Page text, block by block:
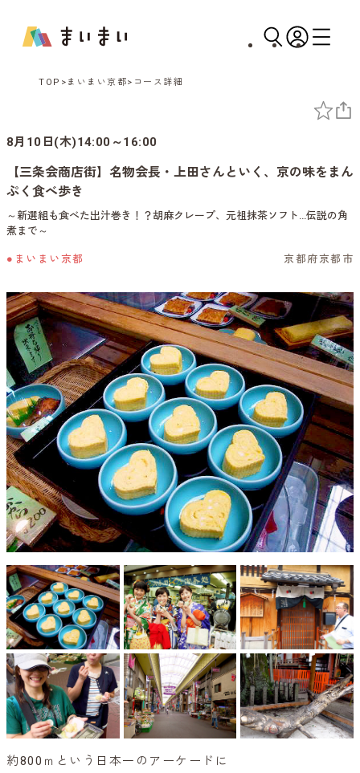
TOP まいまい京都 コース詳細
8月10日(木)14:00～16:00
【三条会商店街】名物会長・上田さんといく、京の味をまん
ぷく食べ歩き
～新選組も食べた出汁巻き！？胡麻クレープ、元祖抹茶ソフト…伝説の角
煮まで～
●まいまい京都 京都府京都市
約800ｍという日本一のアーケードに